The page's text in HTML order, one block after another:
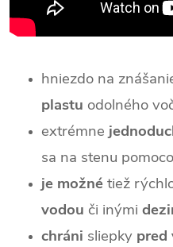
hniezdo na
plastu odolného
extrémne
sa na stenu
je možnétiež
vodou či inými
chráni sliepky pred